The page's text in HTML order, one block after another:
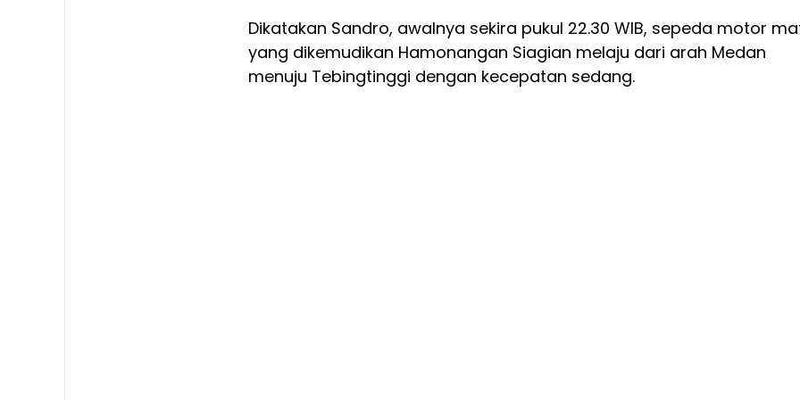
Dikatakan Sandro, awalnya sekira pukul 22.30 WIB, sepeda motor
yang dikemudikan Hamonangan Siagian melaju dari arah Medan
menuju Tebingtinggi dengan kecepatan sedang.